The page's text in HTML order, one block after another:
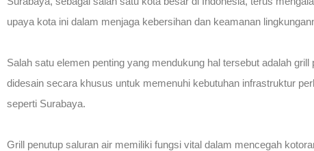
upaya kota ini dalam menjaga kebersihan dan keamanan
Salah satu elemen penting yang mendukung hal tersebut adalah
didesain secara khusus untuk memenuhi kebutuhan infrastruktur
seperti Surabaya.
Grill penutup saluran air memiliki fungsi vital dalam mencegah